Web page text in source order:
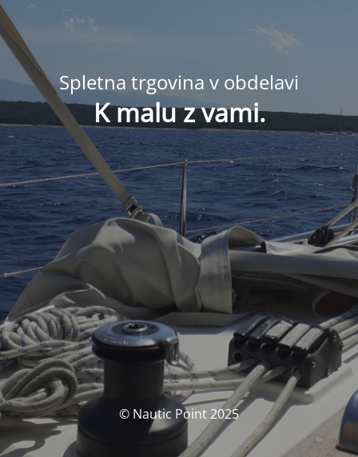
Spletna trgovina v obdelavi
K malu z vami.
© Nautic Point 2025